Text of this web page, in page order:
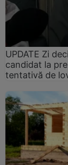
UPDATE Zi
candidat la
tentativă de